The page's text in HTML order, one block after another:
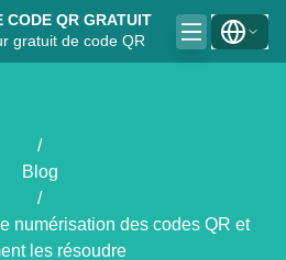
CODE QR GRATUIT
gratuit de code QR
/
Blog
/
numérisation des codes QR et
les résoudre